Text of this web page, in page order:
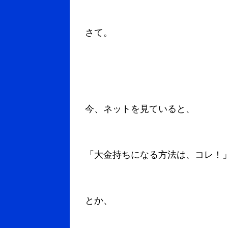
さて。
今、ネットを見ていると、
「大金持ちになる方法は、コレ！
とか、